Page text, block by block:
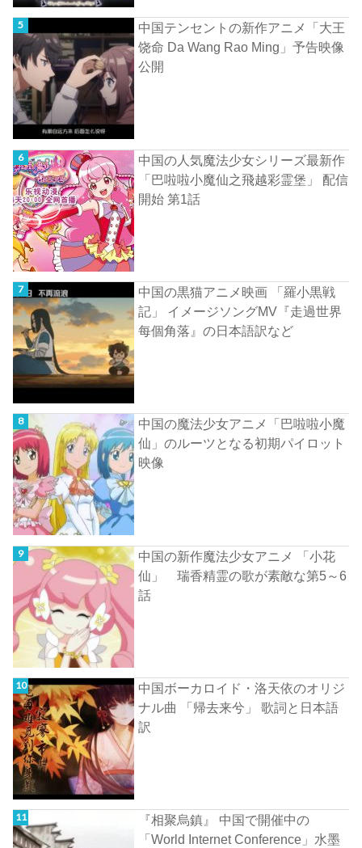
中国テンセントの新作アニメ「大王
饶命 Da Wang Rao Ming」予告映像
公開
中国の人気魔法少女シリーズ最新作
「巴啦啦小魔仙之飛越彩霊堡」 配信
開始 第1話
中国の黒猫アニメ映画 「羅小黒戦
記」 イメージソングMV『走過世界
每個角落』の日本語訳など
中国の魔法少女アニメ「巴啦啦小魔
仙」のルーツとなる初期パイロット
映像
中国の新作魔法少女アニメ 「小花
仙」 瑞香精霊の歌が素敵な第5～6
話
中国ボーカロイド・洛天依のオリジ
ナル曲 「帰去来兮」 歌詞と日本語
訳
『相聚烏鎮』 中国で開催中の
「World Internet Conference」水墨